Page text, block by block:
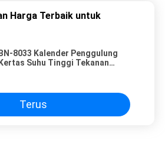
Harga Terbaik untuk
BN-8033 Kalender Penggulung
Kertas Suhu Tinggi Tekanan
Terus